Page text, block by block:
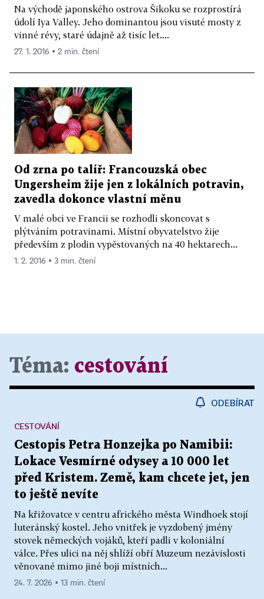
Na východě japonského ostrova Šikoku se rozprostírá
údolí Iya Valley. Jeho dominantou jsou visuté mosty z
vinné révy, staré údajně až tisíc let....
27. 1. 2016 ▪ 2 min. čtení
Od zrna po talíř: Francouzská obec
Ungersheim žije jen z lokálních potravin,
zavedla dokonce vlastní měnu
V malé obci ve Francii se rozhodli skoncovat s
plýtváním potravinami. Místní obyvatelstvo žije
především z plodin vypěstovaných na 40 hektarech...
1. 2. 2016 ▪ 3 min. čtení
Téma: cestování
ODEBÍRAT
Cestopis Petra Honzejka po Namibii:
Lokace Vesmírné odysey a 10 000 let
před Kristem. Země, kam chcete jet, jen
to ještě nevíte
Na křižovatce v centru afrického města Windhoek stojí
luteránský kostel. Jeho vnitřek je vyzdobený jmény
stovek německých vojáků, kteří padli v koloniální
válce. Přes ulici na něj shlíží obří Muzeum nezávislosti
věnované mimo jiné boji místních...
CESTOVÁNÍ
24. 7. 2026 ▪ 13 min. čtení